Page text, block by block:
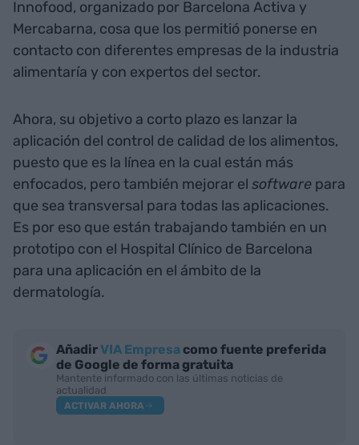
Innofood, organizado por Barcelona Activa y
Mercabarna, cosa que los permitió ponerse en
contacto con diferentes empresas de la industria
alimentaría y con expertos del sector.
Ahora, su objetivo a corto plazo es lanzar la
aplicación del control de calidad de los alimentos,
puesto que es la línea en la cual están más
enfocados, pero también mejorar el software para
que sea transversal para todas las aplicaciones.
Es por eso que están trabajando también en un
prototipo con el Hospital Clínico de Barcelona
para una aplicación en el ámbito de la
dermatología.
AñadirVIA Empresa como fuente preferida
de Google de forma gratuita
Mantente informado con las últimas noticias de
actualidad
ACTIVAR AHORA